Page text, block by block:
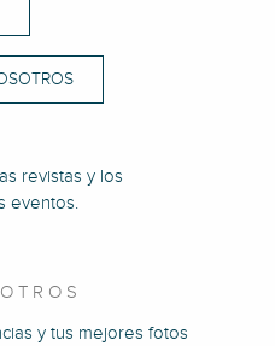
revistas y los
eventos.
y tus mejores fotos